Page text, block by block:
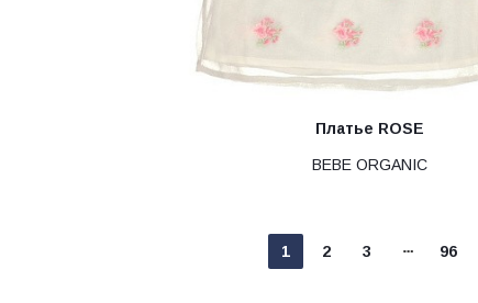
Платье ROSE
BEBE ORGANIC
1 2 3 96